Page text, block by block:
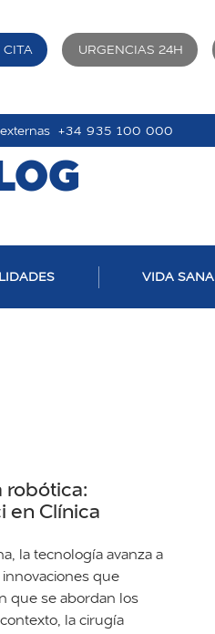
CITA URGENCIAS 24H
+34 935 100 000
VIDA SANA
robótica:
en Clínica
la tecnología avanza a
que
que se abordan los
la cirugía